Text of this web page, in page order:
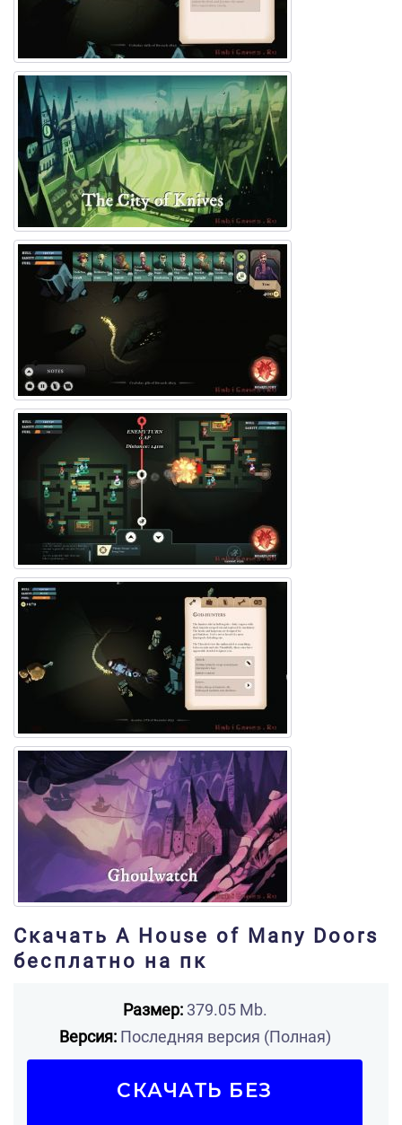
Скачать A House of Many Doors
бесплатно на пк
Размер:379.05 Mb.
Версия:Последняя версия (Полная)
СКАЧАТЬ БЕЗ